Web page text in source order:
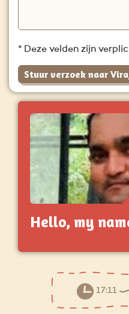
* Deze velden zijn
Stuur verzoek naar
Hello, my
17:11